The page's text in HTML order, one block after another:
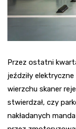
Przez ostatni
jeździły
wierzchu skaner
stwierdzał, czy
nakładanych